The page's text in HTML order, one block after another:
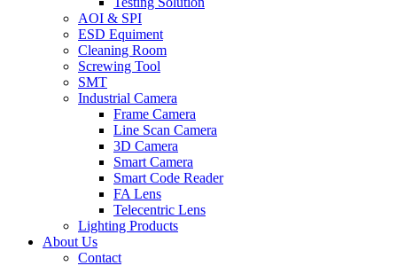
AOI & SPI
ESD Equiment
Cleaning Room
Screwing Tool
SMT
Industrial Camera
Frame Camera
Line Scan Camera
3D Camera
Smart Camera
Smart Code Reader
FA Lens
Telecentric Lens
Lighting Products
About Us
Contact